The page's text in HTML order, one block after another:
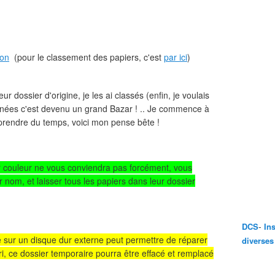
(pour le classement des papiers, c'est par ici)
dossier d'origine, je les ai classés (enfin, je voulais
c'est devenu un grand Bazar ! .. Je commence à
du temps, voici mon pense bête !
ne vous conviendra pas forcément, vous
et laisser tous les papiers dans leur dossier
un disque dur externe peut permettre de réparer
ce dossier temporaire pourra être effacé et remplacé
DCS-
diverses